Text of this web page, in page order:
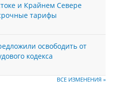
и Крайнем Севере
тарифы
освободить от
кодекса
ВСЕ ИЗМЕНЕНИЯ »